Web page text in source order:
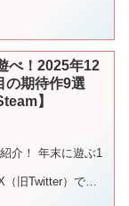
べ！2025年12
の期待作9選
】
介！ 年末に遊ぶ1
）でも